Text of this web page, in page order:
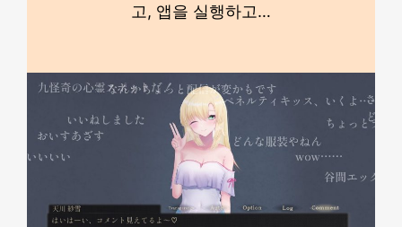
고, 앱을 실행하고…